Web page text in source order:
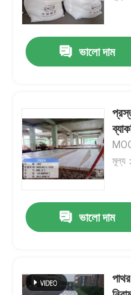
কারখানা পরিদর্শন
গুণমান নিয়ন্ত্রণ
উদ্ধৃতির জন্য আবেদন
সড়ক মাটির স্থিতিস্থাপক
এনজাইম মাটি স্থিতিশীল
ভালো দাম
মূল্য
ভালো দাম